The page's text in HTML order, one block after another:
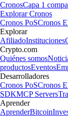
CronosCapa 1
Explorar Cronos
Cronos PoSCronos
Explorar
AfiliadoInstituciones
Crypto.com
Quiénes somos
productosEventos
Desarrolladores
Cronos PoSCronos
SDKMCP Servers
Aprender
AprenderBitcoin